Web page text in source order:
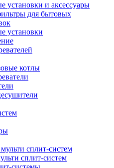
установки и аксессуары
для бытовых
установки
котлы
сплит-систем
сплит-систем